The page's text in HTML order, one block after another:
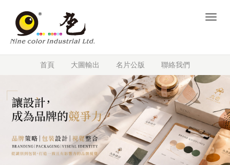
首頁 大圖輸出 名片公版 聯絡我們